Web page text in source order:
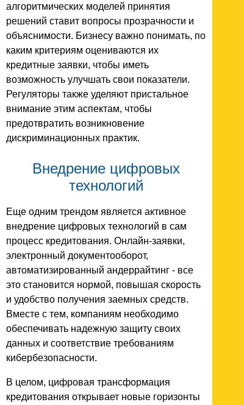
алгоритмических моделей принятия
решений ставит вопросы прозрачности и
объяснимости. Бизнесу важно понимать, по
каким критериям оцениваются их
кредитные заявки, чтобы иметь
возможность улучшать свои показатели.
Регуляторы также уделяют пристальное
внимание этим аспектам, чтобы
предотвратить возникновение
дискриминационных практик.
Внедрение цифровых
технологий
Еще одним трендом является активное
внедрение цифровых технологий в сам
процесс кредитования. Онлайн-заявки,
электронный документооборот,
автоматизированный андеррайтинг - все
это становится нормой, повышая скорость
и удобство получения заемных средств.
Вместе с тем, компаниям необходимо
обеспечивать надежную защиту своих
данных и соответствие требованиям
кибербезопасности.
В целом, цифровая трансформация
кредитования открывает новые горизонты